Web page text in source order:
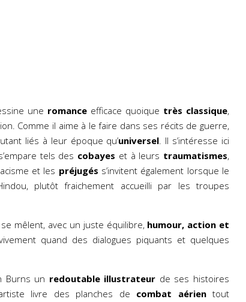
une romance efficace quoique très classique,
Comme il aime à le faire dans ses récits de guerre,
liés à leur époque qu’universel. Il s’intéresse ici
tels des cobayes et à leurs traumatismes,
et les préjugés s’invitent également lorsque le
plutôt fraichement accueilli par les troupes
mêlent, avec un juste équilibre, humour, action et
quand des dialogues piquants et quelques
Burns un redoutable illustrateur de ses histoires
livre des planches de combat aérientout